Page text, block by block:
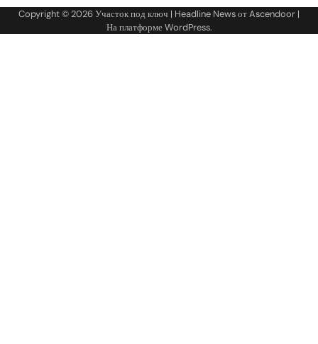
Copyright © 2026Участок под ключ | Headline News отAscendoor |
На платформеWordPress.